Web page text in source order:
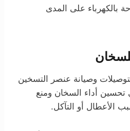
بالكهرباء على المدى
وصيانة عنصر التسخين
أداء السخان ومنع
الأعطال أو التآكل.